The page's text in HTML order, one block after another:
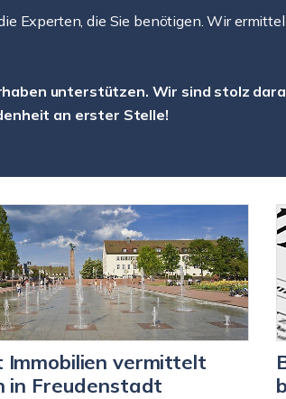
Experten, die Sie benötigen. Wir
unterstützen. Wir sind stolz
an erster Stelle!
Immobilien vermittelt
in Freudenstadt